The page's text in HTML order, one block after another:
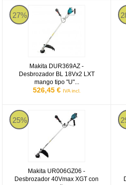
27%
Makita DUR369AZ -
Desbrozador BL 18Vx2 LXT
mango tipo "U"...
526,45 € IVA incl.
Makita DUR369AZ - Desbrozador
25%
Makita UR006GZ06 -
Desbrozador 40Vmax XGT con
Makita UR006GZ06 - Desbrozador